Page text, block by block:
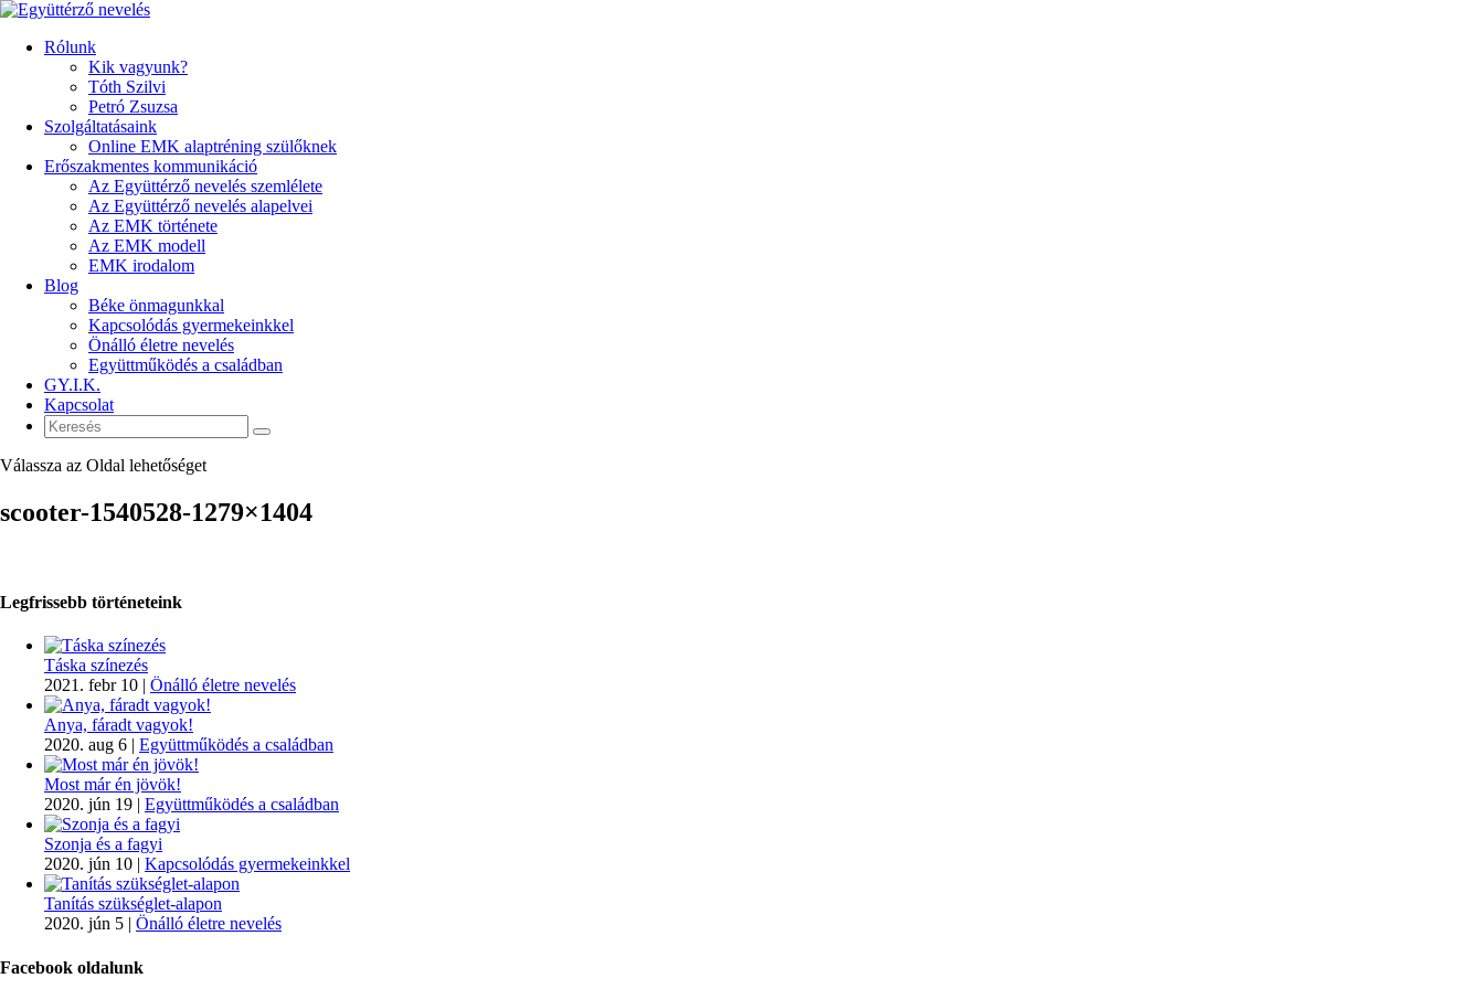
Rólunk
Kik vagyunk?
Tóth Szilvi
Petró Zsuzsa
Szolgáltatásaink
Online EMK alaptréning szülőknek
Erőszakmentes kommunikáció
Az Együttérző nevelés szemlélete
Az Együttérző nevelés alapelvei
Az EMK története
Az EMK modell
EMK irodalom
Blog
Béke önmagunkkal
Kapcsolódás gyermekeinkkel
Önálló életre nevelés
Együttműködés a családban
GY.I.K.
Kapcsolat
Válassza az Oldal lehetőséget
scooter-1540528-1279×1404
Legfrissebb történeteink
Táska színezés
2021. febr 10 | Önálló életre nevelés
Anya, fáradt vagyok!
2020. aug 6 | Együttműködés a családban
Most már én jövök!
2020. jún 19 | Együttműködés a családban
Szonja és a fagyi
2020. jún 10 | Kapcsolódás gyermekeinkkel
Tanítás szükséglet-alapon
2020. jún 5 | Önálló életre nevelés
Facebook oldalunk